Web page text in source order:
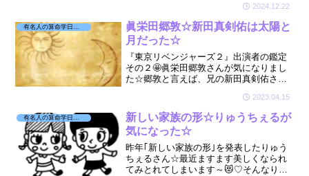
さんのご家族☆お父サマと未知子さん☆
今回はお兄さんが初参戦☆面白かったー
☆😆
2024.12.22
眞栄田郷敦☆新田真剣佑は太陽と
月だった☆
『東京リベンジャーズ２』出演者の鑑定
その２🤩眞栄田郷敦さんが気になりまし
た☆郷敦と言えば、兄の新田真剣佑さん
２人の命式を見てみたら、なんとびっく
り☆兄弟は『太陽と月』の関係でした☆
2023.04.15
新しい家族の形☆りゅうちぇるが
気になった☆
昨年｢新しい家族の形｣を発表したりゅう
ちぇるさん☆最近ますます美しくなられ
てみとれてしまいます～😻♡そんなりゅ